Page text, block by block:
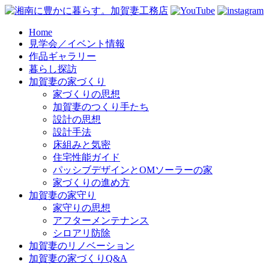
Home
見学会／イベント情報
作品ギャラリー
暮らし探訪
加賀妻の家づくり
家づくりの思想
加賀妻のつくり手たち
設計の思想
設計手法
床組みと気密
住宅性能ガイド
パッシブデザインとOMソーラーの家
家づくりの進め方
加賀妻の家守り
家守りの思想
アフターメンテナンス
シロアリ防除
加賀妻のリノベーション
加賀妻の家づくりQ&A